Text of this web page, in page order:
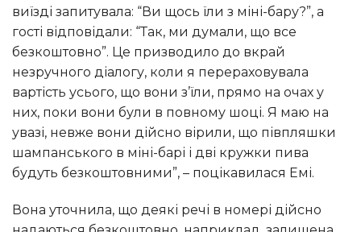
виїзді запитувала: “Ви щось їли з міні-бару?”, а
гості відповідали: “Так, ми думали, що все
безкоштовно”. Це призводило до вкрай
незручного діалогу, коли я перераховувала
вартість усього, що вони з’їли, прямо на очах у
них, поки вони були в повному шоці. Я маю на
увазі, невже вони дійсно вірили, що півпляшки
шампанського в міні-барі і дві кружки пива
будуть безкоштовними”, – поцікавилася Емі.
Вона уточнила, що деякі речі в номері дійсно